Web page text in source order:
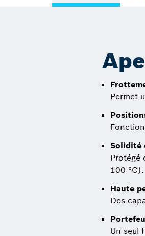
Permet
Solidité
Protégé
100 °C).
Haute
Des
Un seul